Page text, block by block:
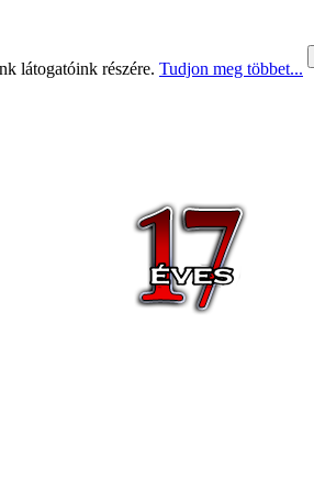
látogatóink részére. Tudjon meg többet...